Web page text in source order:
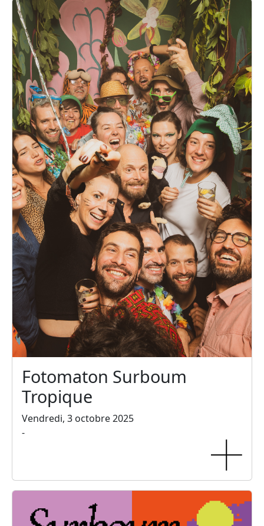
Fotomaton Surboum
Tropique
Vendredi, 3 octobre 2025
-